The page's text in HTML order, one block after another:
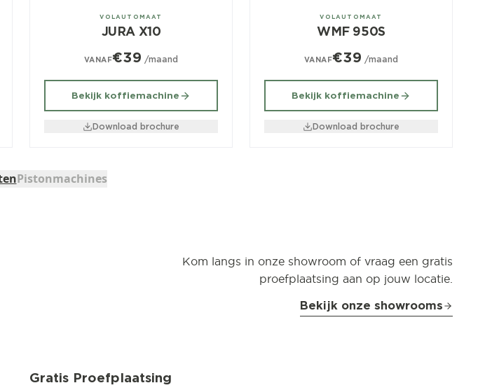
VOLAUTOMAAT
JURA X10
VANAF€39 /maand
Bekijk koffiemachine
Download brochure
VOLAUTOMAAT
WMF 950S
VANAF€39 /maand
Bekijk koffiemachine
Download brochure
Pistonmachines
Kom langs in onze showroom of vraag een gratis
proefplaatsing aan op jouw locatie.
Bekijk onze showrooms
Gratis Proefplaatsing